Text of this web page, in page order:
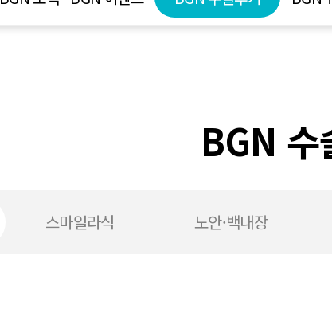
BGN 수
스마일라식 노안·백내장